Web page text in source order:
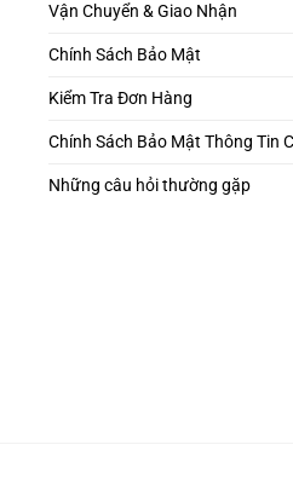
Vận Chuyển & Giao Nhận
Chính Sách Bảo Mật
Kiểm Tra Đơn Hàng
Chính Sách Bảo Mật Thông Tin
Những câu hỏi thường gặp